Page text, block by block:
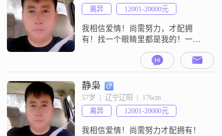
离异
12001-20000元
我相信爱情！尚需努力，才配拥
有！找一个眼睛里都是我的！一起
静枭
57岁  |  辽宁辽阳  |  176cm
离异
12001-20000元
我相信爱情！尚需努力才配拥有！